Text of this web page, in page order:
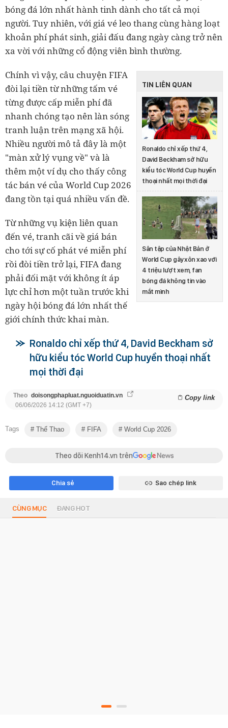
bóng đá lớn nhất hành tinh dành cho tất cả mọi
người. Tuy nhiên, với giá vé leo thang cùng hàng loạt
khoản phí phát sinh, giải đấu đang ngày càng trở nên
xa vời với những cổ động viên bình thường.
TIN LIÊN QUAN
Ronaldo chỉ xếp thứ 4,
David Beckham sở hữu
kiểu tóc World Cup huyền
thoại nhất mọi thời đại
Sân tập của Nhật Bản ở
World Cup gây xôn xao với
4 triệu lượt xem, fan
bóng đá không tin vào
mắt mình
Chính vì vậy, câu chuyện FIFA
đòi lại tiền từ những tấm vé
từng được cấp miễn phí đã
nhanh chóng tạo nên làn sóng
tranh luận trên mạng xã hội.
Nhiều người mô tả đây là một
"màn xử lý vụng về" và là
thêm một ví dụ cho thấy công
tác bán vé của World Cup 2026
đang tồn tại quá nhiều vấn đề.
Từ những vụ kiện liên quan
đến vé, tranh cãi về giá bán
cho tới sự cố phát vé miễn phí
rồi đòi tiền trở lại, FIFA đang
phải đối mặt với không ít áp
lực chỉ hơn một tuần trước khi
ngày hội bóng đá lớn nhất thế
giới chính thức khai màn.
Ronaldo chỉ xếp thứ 4, David Beckham sở
hữu kiểu tóc World Cup huyền thoại nhất
mọi thời đại
Theo doisongphapluat.nguoiduatin.vn Copy link
06/06/2026 14:12 (GMT +7)
Tags Thể Thao FIFA World Cup 2026
Theo dõi Kenh14.vn trên
Chia sẻ Sao chép link
CÙNG MỤC ĐANG HOT